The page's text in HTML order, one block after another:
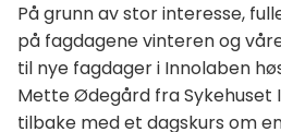
På grunn av stor interesse,
på fagdagene vinteren og
til nye fagdager i Innolaben
Mette Ødegård fra Sykehuset
tilbake med et dagskurs om